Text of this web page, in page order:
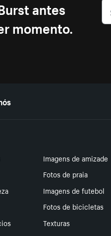
antes
momento.
Imagens de amizade
Fotos de praia
Imagens de futebol
Fotos de bicicletas
Texturas